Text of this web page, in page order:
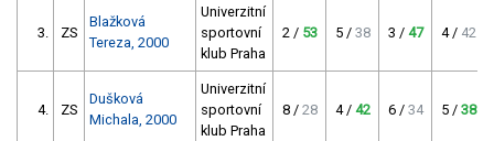
3. ZS
Blažková
Tereza, 2000
Univerzitní
sportovní
klub Praha
2 / 53 5 / 38 3 / 47 4 / 42
4. ZS
Dušková
Michala, 2000
Univerzitní
sportovní
klub Praha
8 / 28 4 / 42 6 / 34 5 / 38